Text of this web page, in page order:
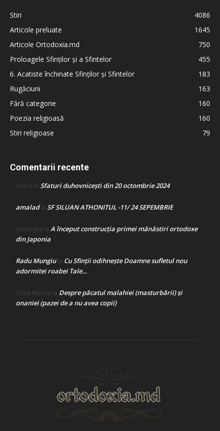
Stiri
4086
Articole preluate
1645
Articole Ortodoxia.md
750
Proloagele Sfinților și a Sfintelor
455
6. Acatiste închinate Sfinților și Sfintelor
183
Rugăciuni
163
Fără categorie
160
Poezia religioasă
160
Stiri religioase
79
Comentarii recente
Doina la Sfaturi duhovnicești din 20 octombrie 2024
amaladla SF SILUAN ATHONITUL -11/ 24 SEPEMBRIE
gheorghe la A început construcţia primei mănăstiri ortodoxe
din Japonia
Radu Mungiula Cu Sfinții odihnește Doamne sufletul nou
adormitei roabei Tale…
Crina Marina la Despre păcatul malahiei (masturbării) şi
onaniei (pazei de a nu avea copii)